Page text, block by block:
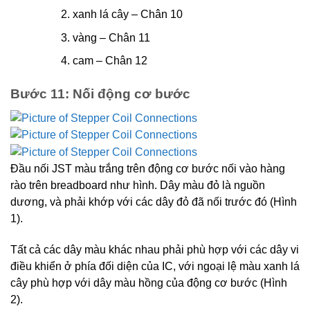
xanh lá cây – Chân 10
vàng – Chân 11
cam – Chân 12
Bước 11: Nối động cơ bước
Đầu nối JST màu trắng trên động cơ bước nối vào hàng
rào trên breadboard như hình. Dây màu đỏ là nguồn
dương, và phải khớp với các dây đỏ đã nối trước đó (Hình
1).
Tất cả các dây màu khác nhau phải phù hợp với các dây vi
điều khiển ở phía đối diện của IC, với ngoại lệ màu xanh lá
cây phù hợp với dây màu hồng của động cơ bước (Hình
2).